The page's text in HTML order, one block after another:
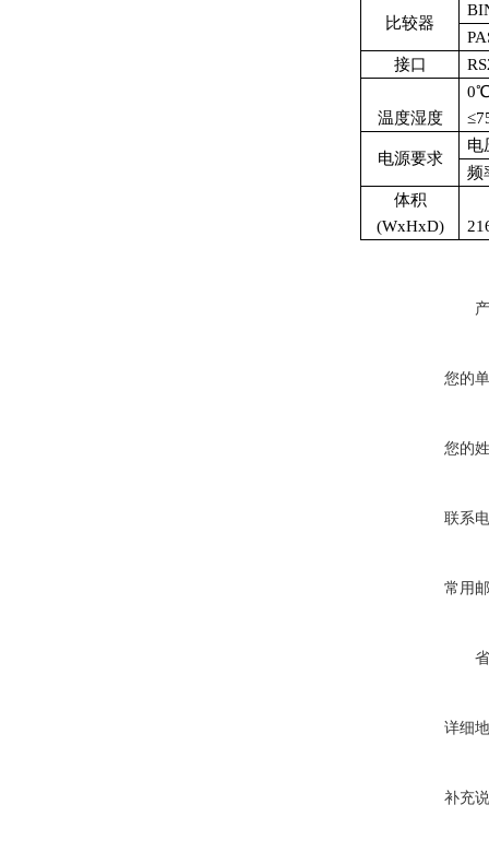
比较器
接口
温度湿度
电源要求
电
频
体积
(WxHxD)
您的
您的
联系
常用
详细
补充